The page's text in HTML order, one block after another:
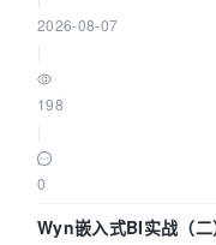
2026-08-07
198
0
Wyn嵌入式BI实战（